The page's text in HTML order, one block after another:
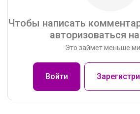
Чтобы написать
авторизоваться
Это займет меньше
Войти